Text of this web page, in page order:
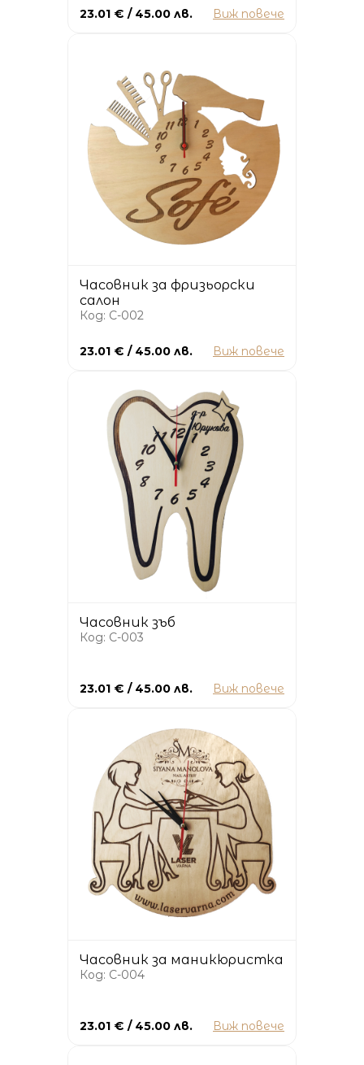
23.01 € / 45.00 лв. Виж повече
Часовник за фризьорски
салон
Код: C-002
23.01 € / 45.00 лв. Виж повече
Часовник зъб
Код: C-003
23.01 € / 45.00 лв. Виж повече
Часовник за маникюристка
Код: C-004
23.01 € / 45.00 лв. Виж повече